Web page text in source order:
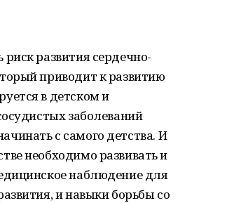
развития сердечно-
приводит к развитию
в детском и
заболеваний
с самого детства. И
необходимо развивать и
наблюдение для
и навыки борьбы со